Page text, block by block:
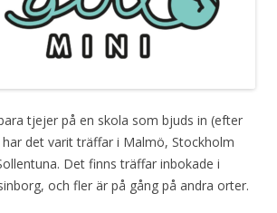
tjejer på en skola som bjuds in (efter
har det varit träffar i Malmö, Stockholm
Det finns träffar inbokade i
och fler är på gång på andra orter.